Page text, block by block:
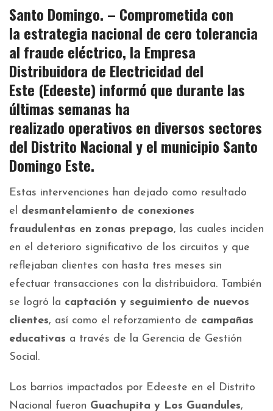
Santo Domingo. – Comprometida con
la estrategia nacional de cero tolerancia
al fraude eléctrico, la Empresa
Distribuidora de Electricidad del
Este (Edeeste) informó que durante las
últimas semanas ha
realizado operativos en diversos sectores
del Distrito Nacionaly el municipio Santo
Domingo Este.
Estas intervenciones han dejado como resultado
el desmantelamiento de conexiones
fraudulentas en zonas prepago, las cuales inciden
en el deterioro significativo de los circuitos y que
reflejaban clientes con hasta tres meses sin
efectuar transacciones con la distribuidora. También
se logró la captación y seguimiento de nuevos
clientes, así como el reforzamiento de campañas
educativas a través de la Gerencia de Gestión
Social.
Los barrios impactados por Edeeste en el Distrito
Nacional fueron Guachupita y Los Guandules,